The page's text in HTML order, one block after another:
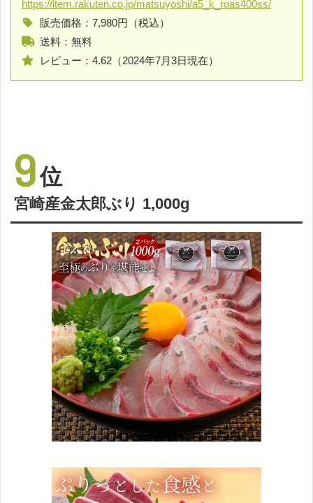
https://item.rakuten.co.jp/matsuyoshi/a5_k_roas400ss/
販売価格：7,980円（税込）
送料：無料
レビュー：4.62（2024年7月3日現在）
9位
宮崎産金太郎ぶり 1,000g